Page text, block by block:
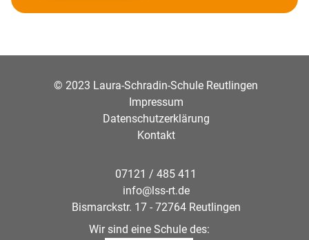
© 2023 Laura-Schradin-Schule Reutlingen
Impressum
Datenschutzerklärung
Kontakt
07121 / 485 411
info@lss-rt.de
Bismarckstr. 17 - 72764 Reutlingen
Wir sind eine Schule des: